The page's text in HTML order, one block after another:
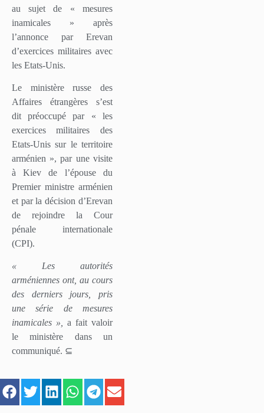
au sujet de « mesures
inamicales » après
l’annonce par Erevan
d’exercices militaires avec
les Etats-Unis.
Le ministère russe des
Affaires étrangères s’est
dit préoccupé par « les
exercices militaires des
Etats-Unis sur le territoire
arménien », par une visite
à Kiev de l’épouse du
Premier ministre arménien
et par la décision d’Erevan
de rejoindre la Cour
pénale internationale
(CPI).
« Les autorités
arméniennes ont, au cours
des derniers jours, pris
une série de mesures
inamicales »,
a fait valoir
le ministère dans un
communiqué. ⊆